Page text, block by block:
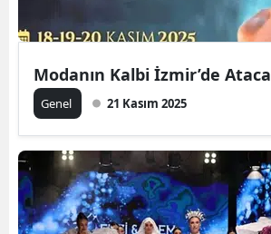
Modanın Kalbi İzmir’de
Genel 21 Kasım 2025